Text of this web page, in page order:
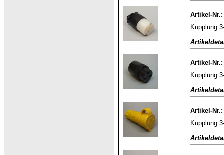
Artikel-Nr.:
Kupplung
Artikel-Nr.:
Kupplung
Artikel-Nr.:
Kupplung